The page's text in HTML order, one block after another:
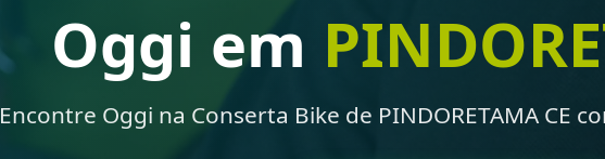
Oggi em
Encontre Oggi na Conserta Bike de PINDORETAMA CE